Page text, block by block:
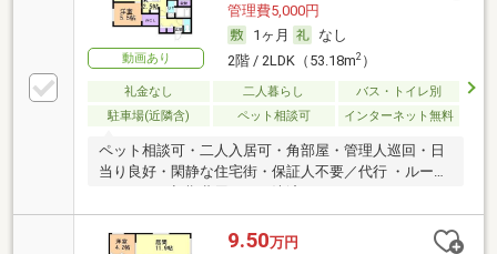
動画あり
管理費5,000円
1ヶ月
なし
2階 / 2LDK（53.18m2）
礼金なし 二人暮らし
バス・トイレ別
駐車場(近隣含)
ペット相談可 インターネット無料
ペット相談可・二人入居可・角部屋・管理人巡回・日
当り良好・閑静な住宅街・保証人不要／代行 ・ルーム
9.50万円